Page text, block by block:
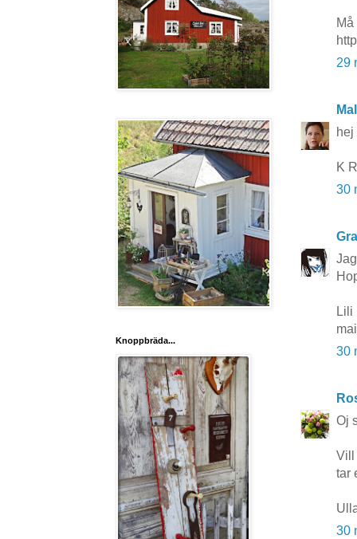
29
hej
K
30
Lili
30
Oj
Vill
tar
30
Knoppbräda...